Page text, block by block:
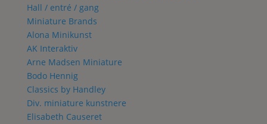
Hall / entré / gang
Miniature Brands
Alona Minikunst
AK Interaktiv
Arne Madsen Miniature
Bodo Hennig
Classics by Handley
Div. miniature kunstnere
Elisabeth Causeret